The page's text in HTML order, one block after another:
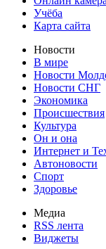
Учёба
Карта сайта
Новости
В мире
Новости
Новости СНГ
Экономика
Происшествия
Культура
Он и она
Интернет и
Автоновости
Спорт
Здоровье
Медиа
RSS лента
Виджеты